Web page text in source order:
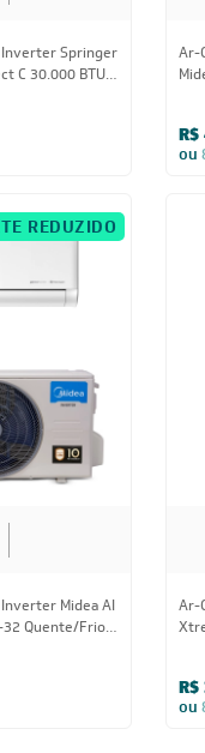
Inverter Springer
C 30.000 BTUs
Ar-
R$
ou
REDUZIDO
Midea AI
32 Quente/Frio
Ar-
R$
ou